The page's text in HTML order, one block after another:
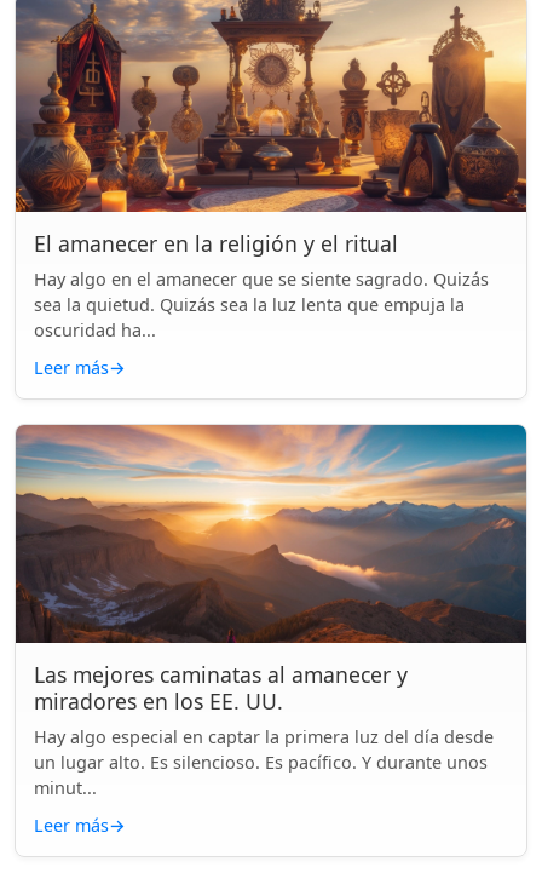
El amanecer en la religión y el ritual
Hay algo en el amanecer que se siente sagrado. Quizás
sea la quietud. Quizás sea la luz lenta que empuja la
oscuridad ha...
Leer más→
Las mejores caminatas al amanecer y
miradores en los EE. UU.
Hay algo especial en captar la primera luz del día desde
un lugar alto. Es silencioso. Es pacífico. Y durante unos
minut...
Leer más→